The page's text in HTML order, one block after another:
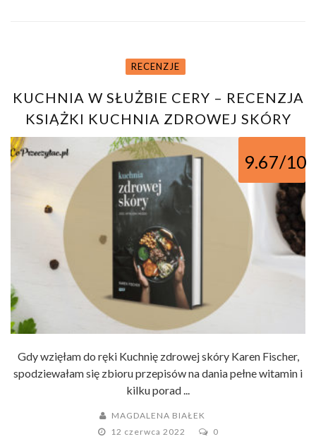
RECENZJE
KUCHNIA W SŁUŻBIE CERY – RECENZJA
KSIĄŻKI KUCHNIA ZDROWEJ SKÓRY
9.67/10
Gdy wzięłam do ręki Kuchnię zdrowej skóry Karen Fischer,
spodziewałam się zbioru przepisów na dania pełne witamin i
kilku porad ...
MAGDALENA BIAŁEK
12 czerwca 2022
0